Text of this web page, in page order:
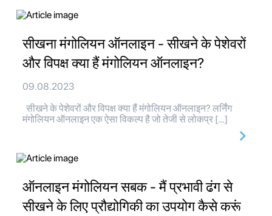
सीखना मंगोलियन ऑनलाइन - सीखने के पेशेवरों
और विपक्ष क्या हैं मंगोलियन ऑनलाइन?
09.08.2023
सीखने के पेशेवरों और विपक्ष क्या हैं मंगोलियन ऑनलाइन? लर्निंग
मंगोलियन ऑनलाइन एक ऐसा विकल्प है जो तेजी से लोकप्र […]
ऑनलाइन मंगोलियन सबक - मैं प्रभावी ढंग से
सीखने के लिए प्रौद्योगिकी का उपयोग कैसे करूं